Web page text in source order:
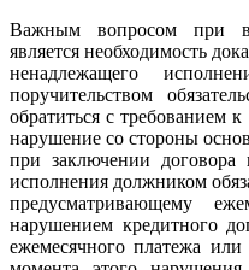
Важным вопросом при
является необходимость
ненадлежащего
поручительством
обратиться с требованием
нарушение со стороны
при заключении договора
исполнения должником
предусматривающему
нарушением кредитного
ежемесячного платежа